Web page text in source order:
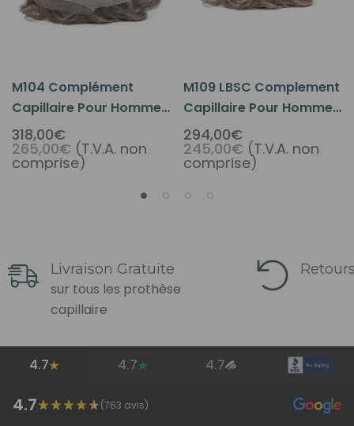
M104 Complément
Capillaire Pour Hommes
Composé En Mono-
Filament Au Centre Et
Une Bordure Frontale En
318,00€
265,00€ (T.V.A. non
comprise)
M109 LBSC Complement
Capillaire Pour Hommes
Compose En
Monofilament Au Centre
Et Une Bordure Frontale
En Tulle
294,00€
245,00€ (T.V.A. non
comprise)
Livraison Gratuite
sur tous les prothèse
capillaire
4.7 4.7 4.7
4.7 (763 avis)